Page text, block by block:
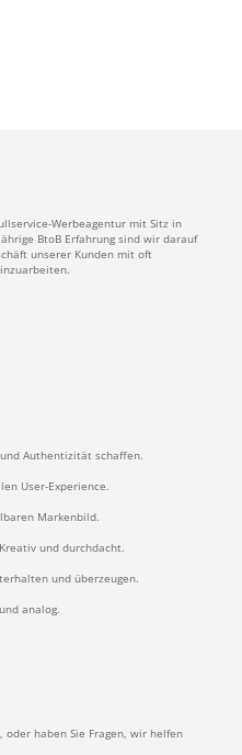
Werbeagentur mit Sitz in
BtoB Erfahrung sind wir darauf
unserer Kunden mit oft
Authentizität schaffen.
User-Experience.
Markenbild.
und durchdacht.
und überzeugen.
analog.
haben Sie Fragen, wir helfen